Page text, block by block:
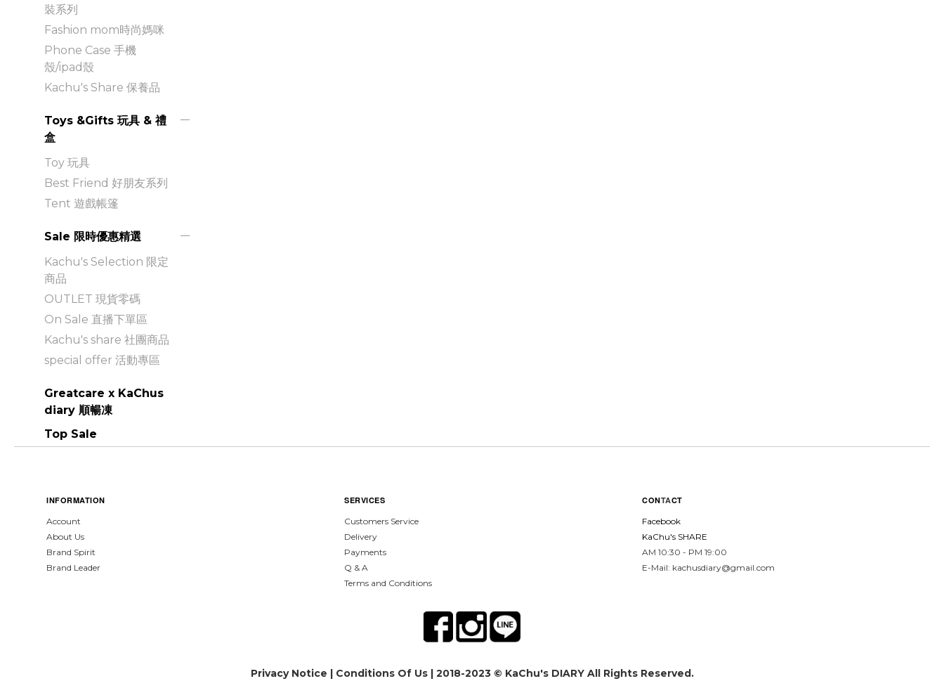
裝系列
Fashion mom時尚媽咪
Phone Case 手機
殼/ipad殼
Kachu's Share 保養品
Toys &Gifts 玩具 & 禮
盒
Toy 玩具
Best Friend 好朋友系列
Tent 遊戲帳篷
Sale 限時優惠精選
Kachu's Selection 限定
商品
OUTLET 現貨零碼
On Sale 直播下單區
Kachu's share 社團商品
special offer 活動專區
Greatcare x KaChus
diary 順暢凍
Top Sale
INFORMATION
Account
About Us
Brand Spirit
Brand Leader
SERVICES
Customers Service
Delivery
Payments
Q & A
Terms and Conditions
CONTACT
Facebook
KaChu's SHARE
AM 10:30 - PM 19:00
E-Mail: kachusdiary@gmail.com
Privacy Notice | Conditions Of Us| 2018-2023 © KaChu's DIARY All Rights Reserved.